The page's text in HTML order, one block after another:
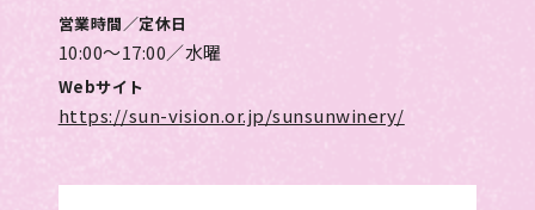
営業時間／定休日
10:00～17:00／水曜
Webサイト
https://sun-vision.or.jp/sunsunwinery/